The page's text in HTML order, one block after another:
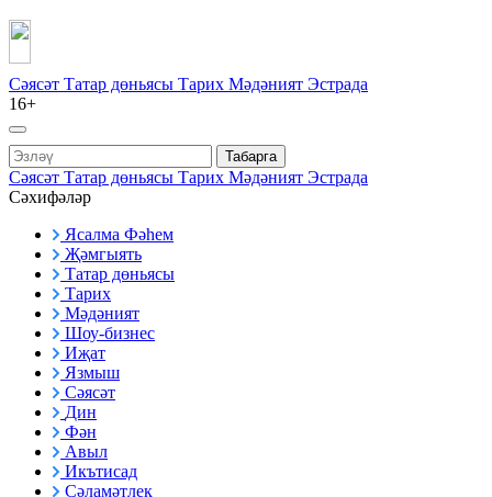
Сәясәт Татар дөньясы Тарих Мәдәният Эстрада
16+
Табарга
Сәясәт Татар дөньясы Тарих Мәдәният Эстрада
Сәхифәләр
Ясалма Фәһем
Җәмгыять
Татар дөньясы
Тарих
Мәдәният
Шоу-бизнес
Иҗат
Язмыш
Сәясәт
Дин
Фән
Авыл
Икътисад
Сәламәтлек